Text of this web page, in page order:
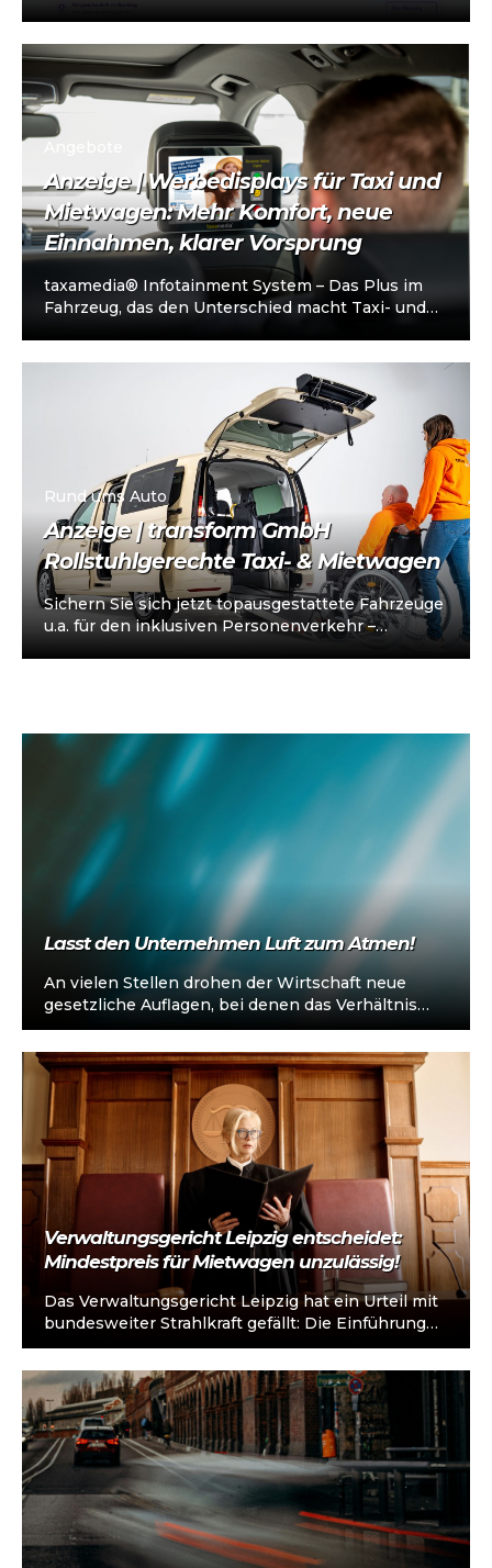
Anzeige | Werbedisplays für Taxi und
Mietwagen: Mehr Komfort, neue
Einnahmen, klarer Vorsprung
taxamedia® Infotainment System – Das Plus im
Fahrzeug, das den Unterschied macht Taxi- und
Rund ums Auto
Anzeige | transform GmbH
Rollstuhlgerechte Taxi- & Mietwagen
Sichern Sie sich jetzt topausgestattete Fahrzeuge
u.a. für den inklusiven Personenverkehr –
Lasst den Unternehmen Luft zum Atmen!
An vielen Stellen drohen der Wirtschaft neue
gesetzliche Auflagen, bei denen das Verhältnis
von Aufwand und Ertrag zweifelhaft ist. Nach…
Verwaltungsgericht Leipzig entscheidet:
Mindestpreis für Mietwagen unzulässig!
Das Verwaltungsgericht Leipzig hat ein Urteil mit
bundesweiter Strahlkraft gefällt: Die Einführung
eines Mindestbeförderungsentgelts für
Mietwagen durch die Stadt wurde…